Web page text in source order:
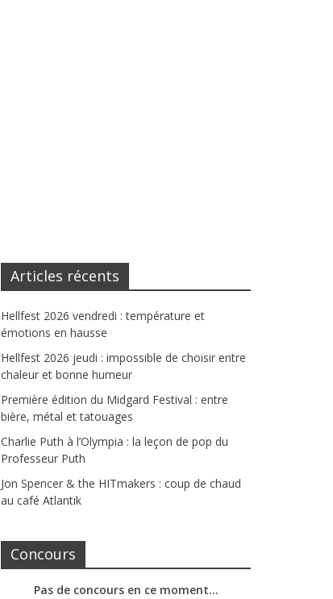
Articles récents
Hellfest 2026 vendredi : température et
émotions en hausse
Hellfest 2026 jeudi : impossible de choisir entre
chaleur et bonne humeur
Première édition du Midgard Festival : entre
bière, métal et tatouages
Charlie Puth à l’Olympia : la leçon de pop du
Professeur Puth
Jon Spencer & the HITmakers : coup de chaud
au café Atlantik
Concours
Pas de concours en ce moment…